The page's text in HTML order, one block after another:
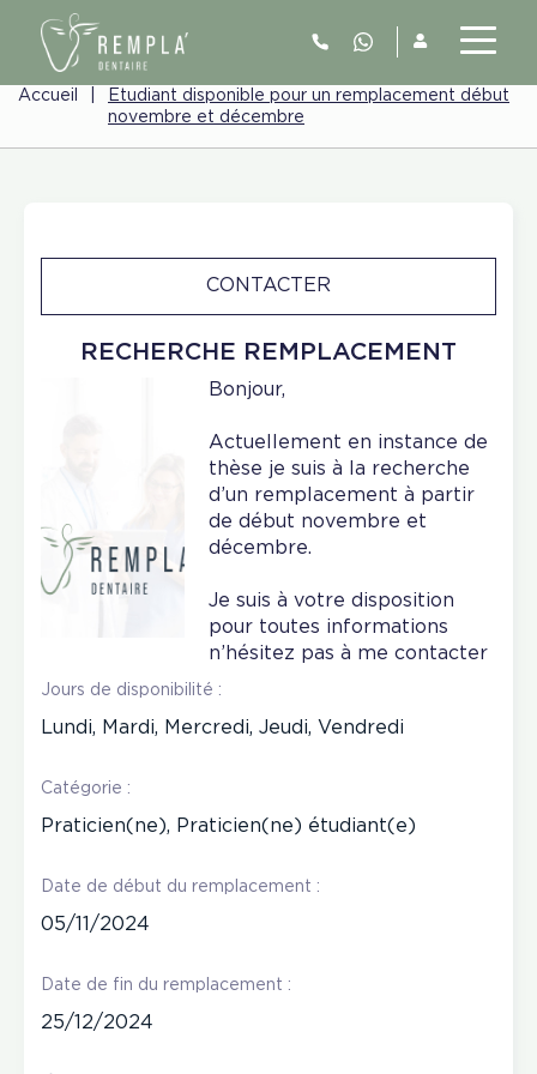
Accueil
Etudiant disponible pour un remplacement début
novembre et décembre
RECHERCHE REMPLACEMENT
CONTACTER
Bonjour,
Actuellement en instance de
thèse je suis à la recherche
d’un remplacement à partir
de début novembre et
décembre.
Je suis à votre disposition
pour toutes informations
n’hésitez pas à me contacter
Jours de disponibilité :
Lundi, Mardi, Mercredi, Jeudi, Vendredi
Catégorie :
Praticien(ne), Praticien(ne) étudiant(e)
Date de début du remplacement :
05/11/2024
Date de fin du remplacement :
25/12/2024